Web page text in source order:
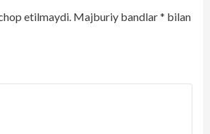
etilmaydi. Majburiy bandlar* bilan